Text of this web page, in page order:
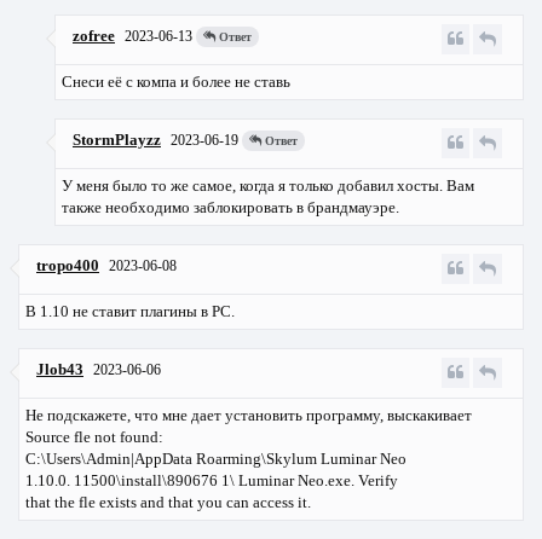
zofree 2023-06-13 Ответ
Снеси её с компа и более не ставь
StormPlayzz 2023-06-19 Ответ
У меня было то же самое, когда я только добавил хосты. Вам
также необходимо заблокировать в брандмауэре.
tropo400 2023-06-08
В 1.10 не ставит плагины в PC.
Jlob43 2023-06-06
Не подскажете, что мне дает установить программу, выскакивает
Source fle not found:
C:\Users\Admin|AppData Roarming\Skylum Luminar Neo
1.10.0. 11500\install\890676 1\ Luminar Neo.exe. Verify
that the fle exists and that you can access it.